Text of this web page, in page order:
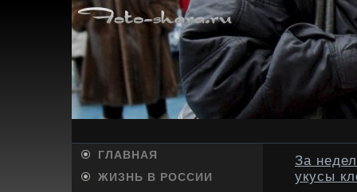
ГЛАВНАЯ
ЖИЗНЬ В РОССИИ
За
укусы